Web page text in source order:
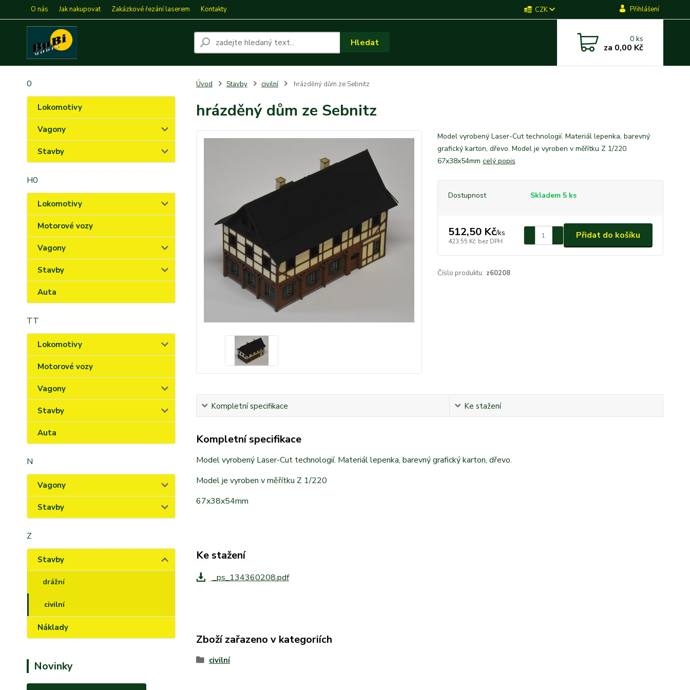
O nás Jak nakupovat Zakázkové řezání laserem Kontakty CZK Přihlášení
Hledat 0ks
za 0,00 Kč
0
Lokomotivy
Vagony
Stavby
H0
Lokomotivy
Motorové vozy
Vagony
Stavby
Auta
TT
Lokomotivy
Motorové vozy
Vagony
Stavby
Auta
N
Vagony
Stavby
Z
Stavby
drážní
civilní
Náklady
Novinky
Úvod Stavby civilní hrázděný dům ze Sebnitz
hrázděný dům ze Sebnitz
Model vyrobený Laser-Cut technologií. Materiál lepenka, barevný
grafický karton, dřevo. Model je vyroben v měřítku Z 1/220
67x38x54mm celý popis
Dostupnost Skladem 5 ks
512,50 Kč/ks
423,55 Kč bez DPH
Přidat do košíku
Číslo produktu: z60208
Kompletní specifikace Ke stažení
Kompletní specifikace
Model vyrobený Laser-Cut technologií. Materiál lepenka, barevný grafický karton, dřevo.
Model je vyroben v měřítku Z 1/220
67x38x54mm
Ke stažení
_ps_134360208.pdf
Zboží zařazeno v kategoriích
civilní